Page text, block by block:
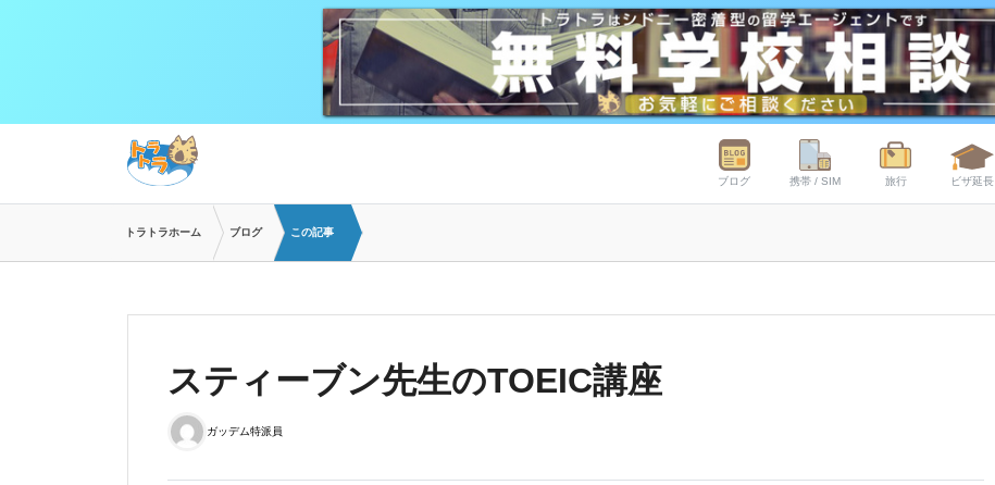
ブログ 携帯 / SIM 旅行 ビザ延長
トラトラホーム ブログ この記事
スティーブン先生のTOEIC講座
ガッデム特派員